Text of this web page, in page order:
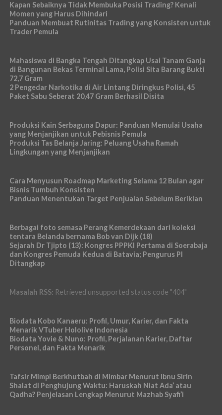
Kapan Sebaiknya Tidak Membuka Posisi Trading? Kenali
Momen yang Harus Dihindari
Panduan Membuat Rutinitas Trading yang Konsisten untuk
Trader Pemula
Mahasiswa di Bangka Tengah Ditangkap Usai Tanam Ganja
di Bangunan Bekas Terminal Lama, Polisi Sita Barang Bukti
72,7 Gram
2 Pengedar Narkotika di Air Lintang Diringkus Polisi, 45
Paket Sabu Seberat 20,47 Gram Berhasil Disita
Produksi Kain Serbaguna Dapur: Panduan Memulai Usaha
yang Menjanjikan untuk Pebisnis Pemula
Produksi Tas Belanja Jaring: Peluang Usaha Ramah
Lingkungan yang Menjanjikan
Cara Menyusun Roadmap Marketing Selama 12 Bulan agar
Bisnis Tumbuh Konsisten
Panduan Menentukan Target Penjualan Sebelum Beriklan
Berbagai foto semasa Perang Kemerdekaan dari koleksi
tentara Belanda bernama Bob van Dijk (18)
Sejarah Dr Tjipto (13): Kongres PPPKI Pertama di Soerabaja
dan Kongres Pemuda Kedua di Batavia; Pengurus PI
Ditangkap
Masalah RSS: Retrieved unsupported status code "404"
Biodata Kobo Kanaeru: Profil, Umur, Karier, dan Fakta
Menarik VTuber Hololive Indonesia
Biodata Yovie & Nuno: Profil, Perjalanan Karier, Daftar
Personel, dan Fakta Menarik
Tafsir Mimpi Berkhutbah di Mimbar Menurut Ibnu Sirin
Shalat di Penghujung Waktu: Haruskah Niat Ada’ atau
Qadha? Penjelasan Lengkap Menurut Mazhab Syafi’i